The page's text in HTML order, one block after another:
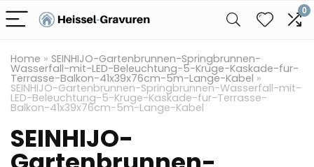
0
Home » SEINHIJO-Gartenbrunnen-Springbrunnen-
Wasserfall-mit-LED-Beleuchtung-5-Kruge-Kaskade-fur-
Terrasse-Balkon-41x39x76cm-5m-Lange-Kabel »
SEINHIJO-Gartenbrunnen-Springbrunnen-Wasserfall-mit-
LED-Beleuchtung-5-Kruge-Kaskade-fur-Terrasse-
Balkon-41x39x76cm-5m-Lange-Kabel
SEINHIJO-